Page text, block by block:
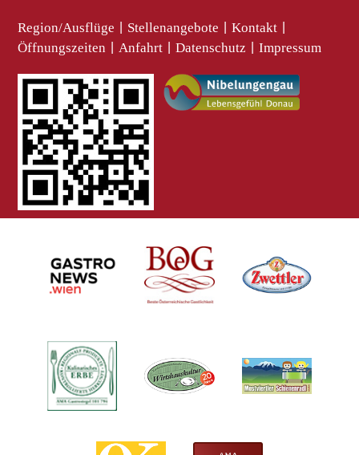
Region/Ausflüge Stellenangebote Kontakt
Öffnungszeiten Anfahrt Datenschutz Impressum